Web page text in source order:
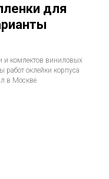
для
и комлектов виниловых
работ оклейки корпуса
в Москве